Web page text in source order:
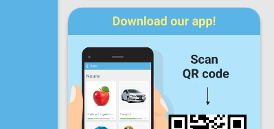
Haladás
Sze Cs
Szo V